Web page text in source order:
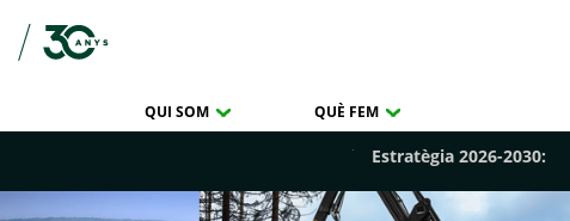
QUI SOM QUÈ FEM
Estratègia 2026-2030: